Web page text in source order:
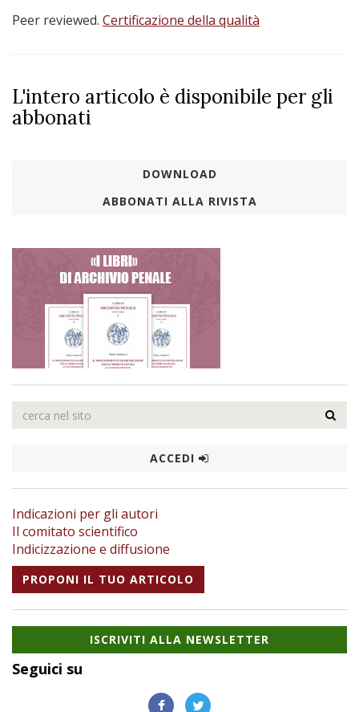
Peer reviewed. Certificazione della qualità
L'intero articolo è disponibile per gli
abbonati
DOWNLOAD
ABBONATI ALLA RIVISTA
ACCEDI
Indicazioni per gli autori
Il comitato scientifico
Indicizzazione e diffusione
PROPONI IL TUO ARTICOLO
ISCRIVITI ALLA NEWSLETTER
Seguici su